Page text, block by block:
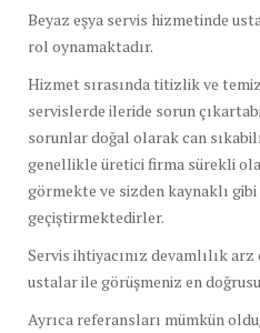
Beyaz eşya servis hizmetinde
rol oynamaktadır.
Hizmet sırasında titizlik ve
servislerde ileride sorun
sorunlar doğal olarak can
genellikle üretici firma sürekli
görmekte ve sizden kaynaklı
geçiştirmektedirler.
Servis ihtiyacınız devamlılık
ustalar ile görüşmeniz en
Ayrıca referansları mümkün